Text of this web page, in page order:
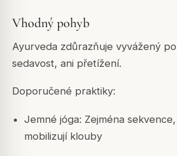
Vhodný pohyb
Ayurveda zdůrazňuje vyvážený
sedavost, ani přetížení.
Doporučené praktiky:
Jemné jóga: Zejména
mobilizují klouby